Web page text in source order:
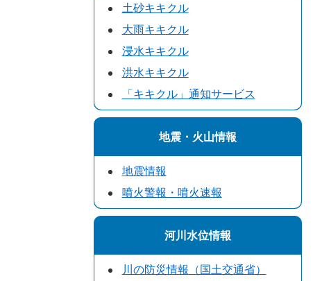
土砂キキクル
大雨キキクル
浸水キキクル
洪水キキクル
「キキクル」通知サービス
地震・火山情報
地震情報
噴火警報・噴火速報
河川水位情報
川の防災情報（国土交通省）